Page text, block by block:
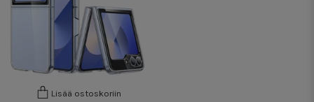
Lisää ostoskoriin